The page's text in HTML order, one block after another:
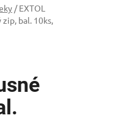
/ EXTOL
bal. 10ks,